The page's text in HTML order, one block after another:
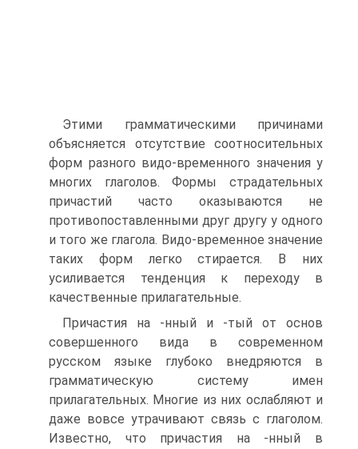
Этими грамматическими причинами
объясняется отсутствие соотносительных
форм разного видо-временного значения у
многих глаголов. Формы страдательных
причастий часто оказываются не
противопоставленными друг другу у одного
и того же глагола. Видо-временное значение
таких форм легко стирается. В них
усиливается тенденция к переходу в
качественные прилагательные.
Причастия на -нный и -тый от основ
совершенного вида в современном
русском языке глубоко внедряются в
грамматическую систему имен
прилагательных. Многие из них ослабляют и
даже вовсе утрачивают связь с глаголом.
Известно, что причастия на -нный в